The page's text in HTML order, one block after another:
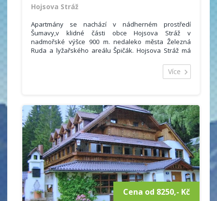
Hojsova Stráž
Apartmány se nachází v nádherném prostředí
Šumavy,v klidné části obce Hojsova Stráž v
nadmořské výšce 900 m. nedaleko města Železná
Ruda a lyžařského areálu Špičák. Hojsova Stráž má
(Prenet - Můstek - Pancíř) a hraničním hřebenem
Šumavy (Lomnice, Ostrý, Kokrháče, Svaroh, Jezerní
nachází obývací pokoj s rozkládací sedací soupravou
a TV, ložnici se třemi lůžky, plně vybavený kuchyňský
kout (el. sporák, rychlovar. konvice, mikovl. trouba,
atd.) a koupelnu se sprchovým koutem a WC.
Po rozložení sedací soupravy a válendy v ložnici je
celková kapacita apartmánu až 6 osob.
V přízemí se nachází úschovna kol a lyží. U domu je
zahrada se zahradním posezením. Možnost
parkování je přímo u objektu. Restarace a obchod
jsou vzdáleny 5 - 10 minut chůze.
Více
Cena od 8250,- Kč